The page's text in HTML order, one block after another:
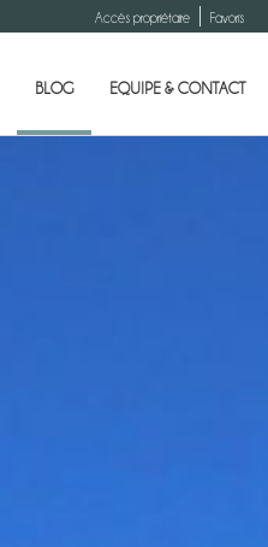
Favoris
Accès propriétaire
BLOG EQUIPE & CONTACT